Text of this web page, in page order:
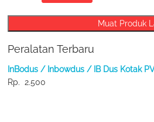
Muat Produk
Peralatan Terbaru
InBodus / Inbowdus / IB Dus Kotak
Rp. 2.500